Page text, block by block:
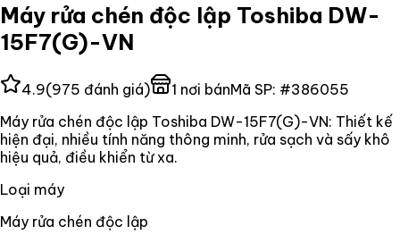
Máy rửa chén độc lập Toshiba DW-
15F7(G)-VN
4.9(975 đánh giá) 1 nơi bánMã SP: #386055
Máy rửa chén độc lập Toshiba DW-15F7(G)-VN: Thiết kế
hiện đại, nhiều tính năng thông minh, rửa sạch và sấy khô
hiệu quả, điều khiển từ xa.
Loại máy
Máy rửa chén độc lập